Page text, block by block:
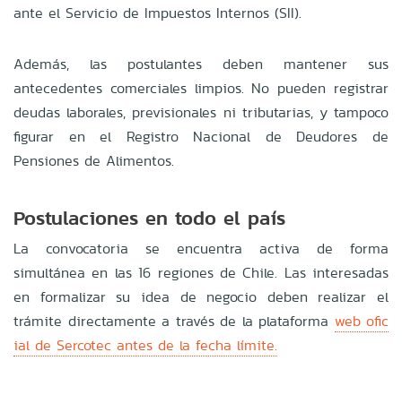
ante el Servicio de Impuestos Internos (SII).
Además, las postulantes deben mantener sus
antecedentes comerciales limpios. No pueden registrar
deudas laborales, previsionales ni tributarias, y tampoco
figurar en el Registro Nacional de Deudores de
Pensiones de Alimentos.
Postulaciones en todo el país
La convocatoria se encuentra activa de forma
simultánea en las 16 regiones de Chile. Las interesadas
en formalizar su idea de negocio deben realizar el
trámite directamente a través de la plataforma web ofic
ial de Sercotec antes de la fecha límite.